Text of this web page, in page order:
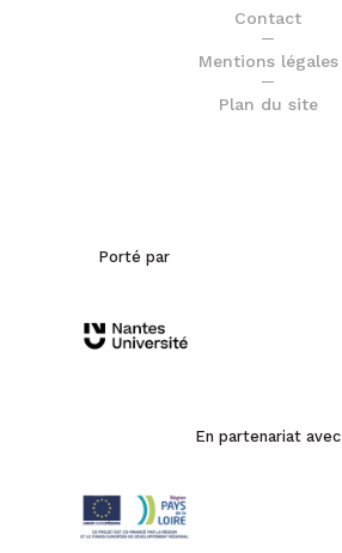
Contact
Mentions légales
Plan du site
Porté par
En partenariat avec